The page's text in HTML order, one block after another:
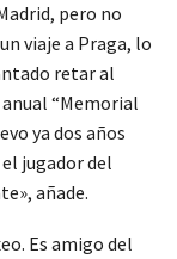
pero no
viaje a Praga, lo
retar al
“Memorial
ya dos años
jugador del
añade.
Es amigo del